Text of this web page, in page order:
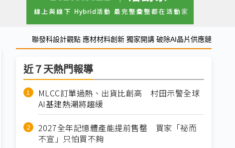
聯發科設計觀點 應材材料創新 獨家開講 破除AI晶片供應鏈
近７天熱門報導
MLCC訂單過熱、出貨比創高 村田示警全球
AI基建熱潮將趨緩
2027全年記憶體產能提前售罄 買家「祕而
不宣」只怕買不夠